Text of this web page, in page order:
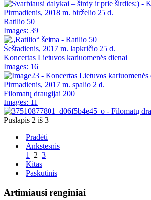
Pirmadienis, 2018 m. birželio 25 d.
Ratilio 50
Images: 39
Šeštadienis, 2017 m. lapkričio 25 d.
Koncertas Lietuvos kariuomenės dienai
Images: 16
Pirmadienis, 2017 m. spalio 2 d.
Filomatų draugijai 200
Images: 11
Puslapis 2 iš 3
Pradėti
Ankstesnis
1
2 3
Kitas
Paskutinis
Artimiausi renginiai